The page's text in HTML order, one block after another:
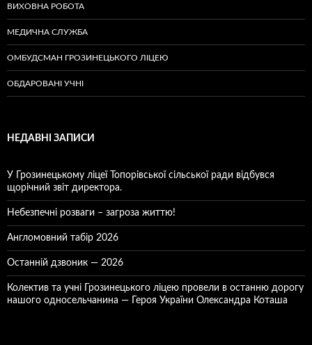
ВИХОВНА РОБОТА
МЕДИЧНА СЛУЖБА
ОМБУДСМАН ГРОЗИНЕЦЬКОГО ЛІЦЕЮ
ОБДАРОВАНІ УЧНІ
НЕДАВНІ ЗАПИСИ
У Грозинецькому ліцеї Топорівської сільської ради відбувся
щорічний звіт директора.
Небезпечні розваги – загроза життю!
Англомовний табір 2026
Останній дзвоник — 2026
Колектив та учні Грозинецького ліцею провели в останню дорогу
нашого односельчанина — Героя України Олександра Коташа